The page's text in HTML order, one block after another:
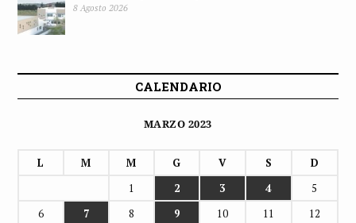
8 Agosto 2026
CALENDARIO
MARZO 2023
L M M G V S
D
1
2 3 4
5
6
7 8 9 10 11
12